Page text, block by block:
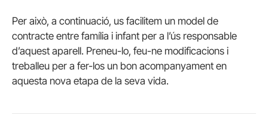
Per això, a continuació, us facilitem un model de
contracte entre família i infant per a l’ús responsable
d’aquest aparell. Preneu-lo, feu-ne modificacions i
treballeu per a fer-los un bon acompanyament en
aquesta nova etapa de la seva vida.